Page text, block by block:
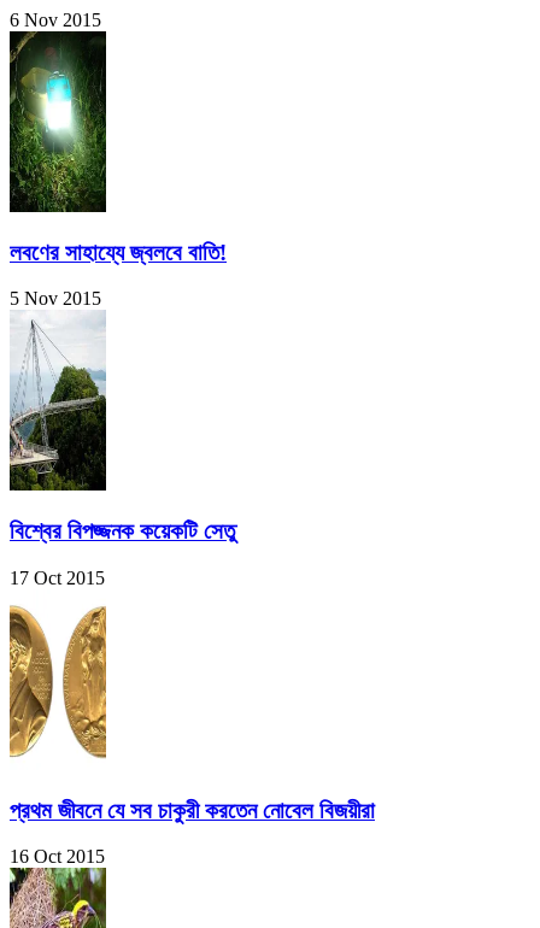
6 Nov 2015
লবণের সাহায্যে জ্বলবে বাতি!
5 Nov 2015
বিশ্বের বিপজ্জনক কয়েকটি সেতু
17 Oct 2015
প্রথম জীবনে যে সব চাকুরী করতেন নোবেল বিজয়ীরা
16 Oct 2015